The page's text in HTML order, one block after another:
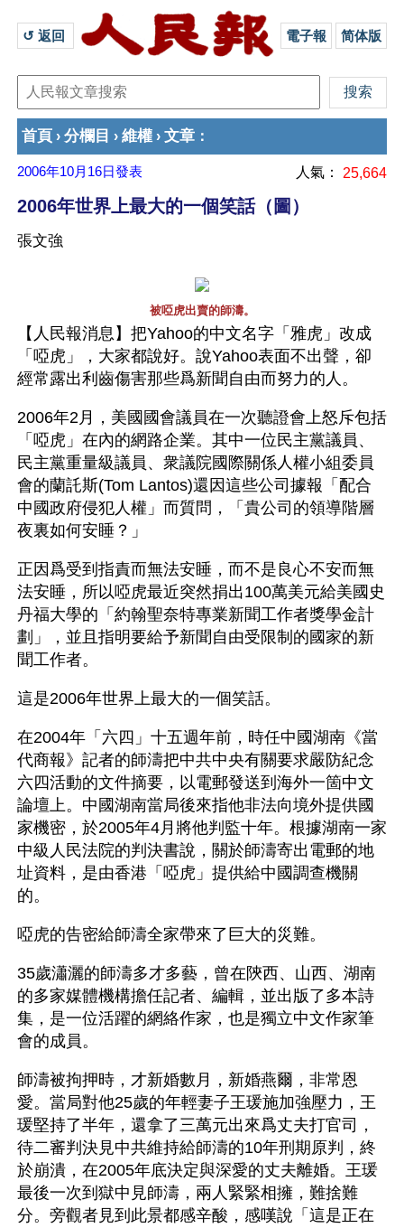
↺ 返回 電子報 简体版
首頁 › 分欄目 › 維權 › 文章 ：
2006年10月16日發表 人氣： 25,664
2006年世界上最大的一個笑話（圖）
張文強
被啞虎出賣的師濤。
【人民報消息】把Yahoo的中文名字「雅虎」改成
「啞虎」，大家都說好。說Yahoo表面不出聲，卻
經常露出利齒傷害那些爲新聞自由而努力的人。
2006年2月，美國國會議員在一次聽證會上怒斥包括
「啞虎」在內的網路企業。其中一位民主黨議員、
民主黨重量級議員、衆議院國際關係人權小組委員
會的蘭託斯(Tom Lantos)還因這些公司據報「配合
中國政府侵犯人權」而質問，「貴公司的領導階層
夜裏如何安睡？」
正因爲受到指責而無法安睡，而不是良心不安而無
法安睡，所以啞虎最近突然捐出100萬美元給美國史
丹福大學的「約翰聖奈特專業新聞工作者獎學金計
劃」，並且指明要給予新聞自由受限制的國家的新
聞工作者。
這是2006年世界上最大的一個笑話。
在2004年「六四」十五週年前，時任中國湖南《當
代商報》記者的師濤把中共中央有關要求嚴防紀念
六四活動的文件摘要，以電郵發送到海外一箇中文
論壇上。中國湖南當局後來指他非法向境外提供國
家機密，於2005年4月將他判監十年。根據湖南一家
中級人民法院的判決書說，關於師濤寄出電郵的地
址資料，是由香港「啞虎」提供給中國調查機關
的。
啞虎的告密給師濤全家帶來了巨大的災難。
35歲瀟灑的師濤多才多藝，曾在陝西、山西、湖南
的多家媒體機構擔任記者、編輯，並出版了多本詩
集，是一位活躍的網絡作家，也是獨立中文作家筆
會的成員。
師濤被拘押時，才新婚數月，新婚燕爾，非常恩
愛。當局對他25歲的年輕妻子王瑗施加強壓力，王
瑗堅持了半年，還拿了三萬元出來爲丈夫打官司，
待二審判決見中共維持給師濤的10年刑期原判，終
於崩潰，在2005年底決定與深愛的丈夫離婚。王瑗
最後一次到獄中見師濤，兩人緊緊相擁，難捨難
分。旁觀者見到此景都感辛酸，感嘆說「這是正在